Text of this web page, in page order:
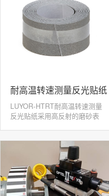
​耐高温转速测量反光贴纸
LUYOR-HTRT
LUYOR-HTRT耐高温转速测量
反光贴纸采用高反射的磨砂表